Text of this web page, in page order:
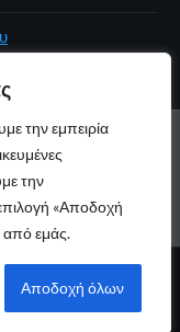
την εμπειρία
την
«Αποδοχή
από εμάς.
Αποδοχή όλων
ΕΠΙΚΟΙΝΩΝΊΑ
δικαιώματος ·